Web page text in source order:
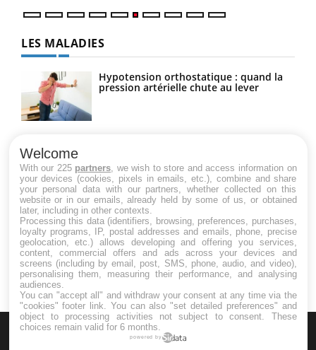
LES MALADIES
Hypotension orthostatique : quand la
pression artérielle chute au lever
Maladie de Charcot (Sclérose latérale
amyotrophique)
Welcome
With our 225 partners , we wish to store and access information on
your devices (cookies, pixels in emails, etc.), combine and share
your personal data with our partners, whether collected on this
website or in our emails, already held by some of us, or obtained
later, including in other contexts.
Processing this data (identifiers, browsing, preferences, purchases,
loyalty programs, IP, postal addresses and emails, phone, precise
geolocation, etc.) allows developing and offering you services,
content, commercial offers and ads across your devices and
screens (including by email, post, SMS, phone, audio, and video),
personalising them, measuring their performance, and analysing
audiences.
You can "accept all" and withdraw your consent at any time via the
"cookies" footer link . You can also "set detailed preferences" and
object to processing activities not subject to consent. These
choices remain valid for 6 months.
powered by